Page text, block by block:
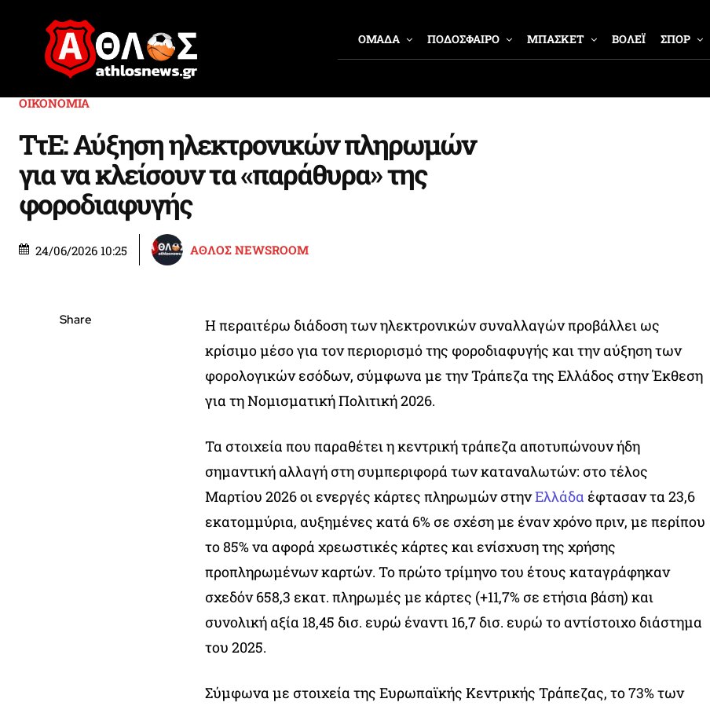
ΟΜΑΔΑ ΠΟΔΟΣΦΑΙΡΟ ΜΠΑΣΚΕΤ ΒΟΛΕΪ ΣΠΟΡ
ΟΙΚΟΝΟΜΙΑ
ΤτΕ: Αύξηση ηλεκτρονικών πληρωμών
για να κλείσουν τα «παράθυρα» της
φοροδιαφυγής
24/06/2026 10:25 ΑΘΛΟΣ NEWSROOM
Share
Η περαιτέρω διάδοση των ηλεκτρονικών συναλλαγών προβάλλει ως
κρίσιμο μέσο για τον περιορισμό της φοροδιαφυγής και την αύξηση των
φορολογικών εσόδων, σύμφωνα με την Τράπεζα της Ελλάδος στην Έκθεση
για τη Νομισματική Πολιτική 2026.
Τα στοιχεία που παραθέτει η κεντρική τράπεζα αποτυπώνουν ήδη
σημαντική αλλαγή στη συμπεριφορά των καταναλωτών: στο τέλος
Μαρτίου 2026 οι ενεργές κάρτες πληρωμών στηνΕλλάδα έφτασαν τα 23,6
εκατομμύρια, αυξημένες κατά 6% σε σχέση με έναν χρόνο πριν, με περίπου
το 85% να αφορά χρεωστικές κάρτες και ενίσχυση της χρήσης
προπληρωμένων καρτών. Το πρώτο τρίμηνο του έτους καταγράφηκαν
σχεδόν 658,3 εκατ. πληρωμές με κάρτες (+11,7% σε ετήσια βάση) και
συνολική αξία 18,45 δισ. ευρώ έναντι 16,7 δισ. ευρώ το αντίστοιχο διάστημα
του 2025.
Σύμφωνα με στοιχεία της Ευρωπαϊκής Κεντρικής Τράπεζας, το 73% των